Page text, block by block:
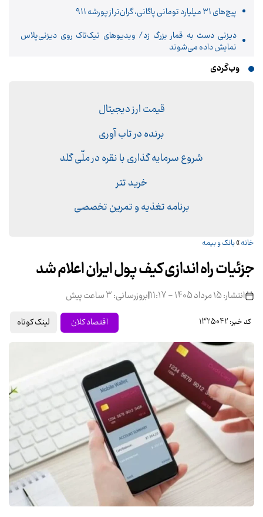
پیچ‌های ۳۱ میلیارد تومانی پاگانی، گران‌تر از پورشه ۹۱۱
دیزنی دست به قمار بزرگ زد/ ویدیوهای تیک‌تاک روی دیزنی‌پلاس
نمایش داده می‌شوند
وب‌گردی
قیمت ارز دیجیتال
برنده در تاب آوری
شروع سرمایه گذاری با نقره در ملّی گلد
خرید تتر
برنامه تغذیه و تمرین تخصصی